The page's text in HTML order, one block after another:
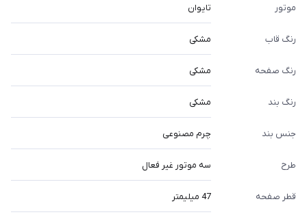
موتور تایوان
رنگ قاب مشکی
رنگ صفحه مشکی
رنگ بند مشکی
جنس بند چرم مصنوعی
طرح سه موتور غیر فعال
قطر صفحه 47 میلیمتر